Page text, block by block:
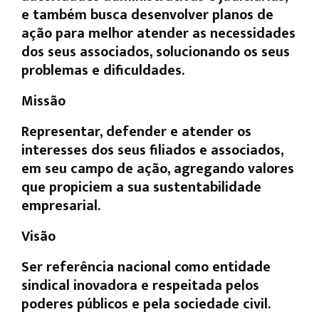
e também busca desenvolver planos de
ação para melhor atender as necessidades
dos seus associados, solucionando os seus
problemas e dificuldades.
Missão
Representar, defender e atender os
interesses dos seus filiados e associados,
em seu campo de ação, agregando valores
que propiciem a sua sustentabilidade
empresarial.
Visão
Ser referência nacional como entidade
sindical inovadora e respeitada pelos
poderes públicos e pela sociedade civil.